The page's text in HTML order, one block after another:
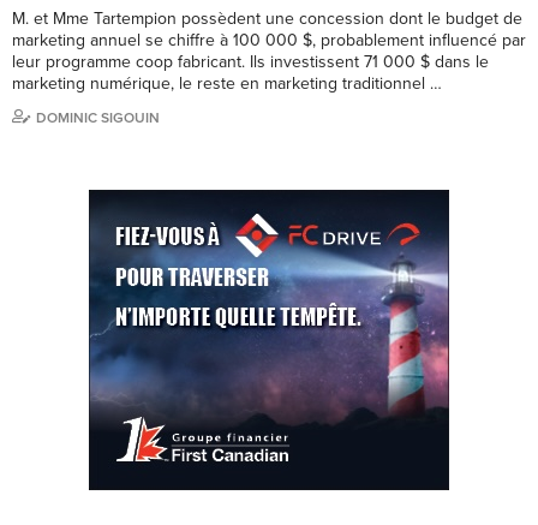
M. et Mme Tartempion possèdent une concession dont le budget de
marketing annuel se chiffre à 100 000 $, probablement influencé par
leur programme coop fabricant. Ils investissent 71 000 $ dans le
marketing numérique, le reste en marketing traditionnel …
DOMINIC SIGOUIN